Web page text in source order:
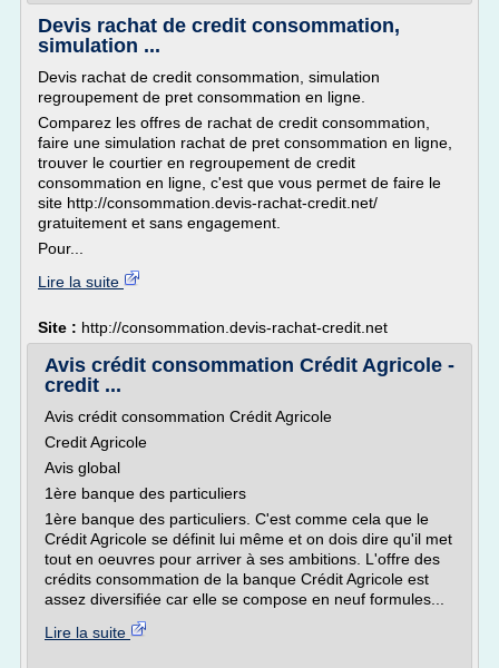
Devis rachat de credit consommation,
simulation ...
Devis rachat de credit consommation, simulation
regroupement de pret consommation en ligne.
Comparez les offres de rachat de credit consommation,
faire une simulation rachat de pret consommation en ligne,
trouver le courtier en regroupement de credit
consommation en ligne, c'est que vous permet de faire le
site http://consommation.devis-rachat-credit.net/
gratuitement et sans engagement.
Pour...
Lire la suite
Site : http://consommation.devis-rachat-credit.net
Avis crédit consommation Crédit Agricole -
credit ...
Avis crédit consommation Crédit Agricole
Credit Agricole
Avis global
1ère banque des particuliers
1ère banque des particuliers. C'est comme cela que le
Crédit Agricole se définit lui même et on dois dire qu'il met
tout en oeuvres pour arriver à ses ambitions. L'offre des
crédits consommation de la banque Crédit Agricole est
assez diversifiée car elle se compose en neuf formules...
Lire la suite